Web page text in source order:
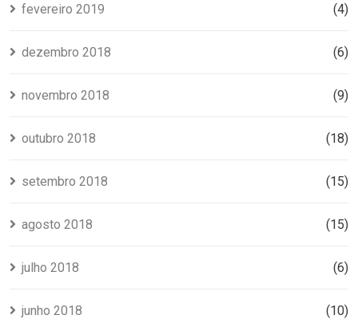
fevereiro 2019 (4)
dezembro 2018 (6)
novembro 2018 (9)
outubro 2018 (18)
setembro 2018 (15)
agosto 2018 (15)
julho 2018 (6)
junho 2018 (10)